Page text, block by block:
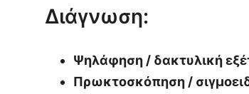
Διάγνωση:
Ψηλάφηση / δακτυλική
Πρωκτοσκόπηση /